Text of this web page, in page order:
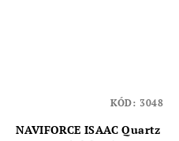
NAVIFORCE ISAAC Quartz
KÓD: 3048